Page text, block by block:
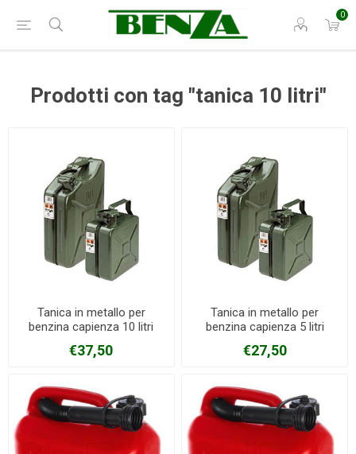
0
Prodotti con tag "tanica 10 litri"
Tanica in metallo per
benzina capienza 10 litri
€37,50
Tanica in metallo per
benzina capienza 5 litri
€27,50